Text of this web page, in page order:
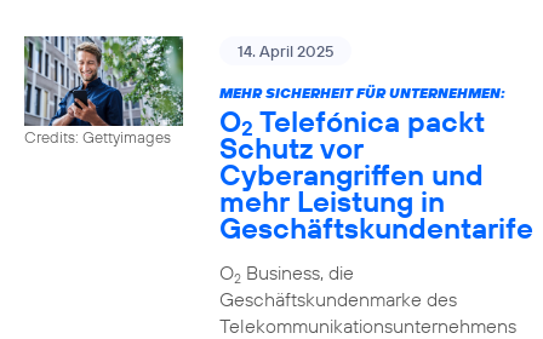
Credits: Gettyimages
14. April 2025
MEHR SICHERHEIT FÜR UNTERNEHMEN:
O2 Telefónica packt
Schutz vor
Cyberangriffen und
mehr Leistung in
Geschäftskundentarife
O2Business, die
Geschäftskundenmarke des
Telekommunikationsunternehmens